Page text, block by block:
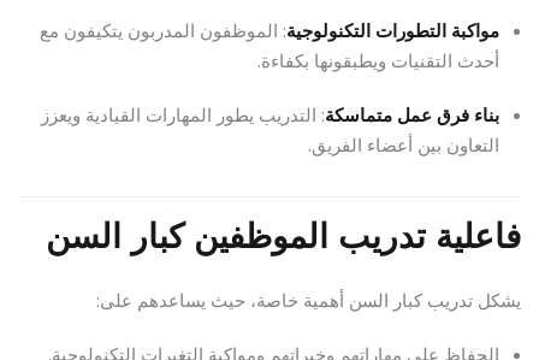
مواكبة التطورات التكنولوجية: الموظفون المدربون يتكيفون مع
أحدث التقنيات ويطبقونها بكفاءة.
بناء فرق عمل متماسكة: التدريب يطور المهارات القيادية ويعزز
التعاون بين أعضاء الفريق.
فاعلية تدريب الموظفين كبار السن
يشكل تدريب كبار السن أهمية خاصة، حيث يساعدهم على:
الحفاظ على مهاراتهم وخبراتهم ومواكبة التغيرات التكنولوجية.